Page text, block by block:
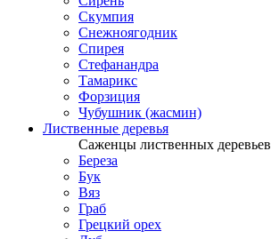
Скумпия
Снежноягодник
Спирея
Стефанандра
Тамарикс
Форзиция
Чубушник (жасмин)
Лиственные деревья
Саженцы лиственных деревьев
Береза
Бук
Вяз
Граб
Грецкий орех